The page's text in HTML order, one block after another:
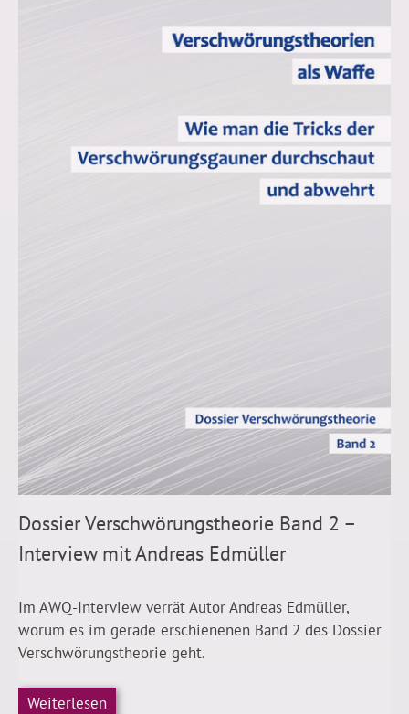
Dossier Verschwörungstheorie Band 2 –
Interview mit Andreas Edmüller
Im AWQ-Interview verrät Autor Andreas Edmüller,
worum es im gerade erschienenen Band 2 des Dossier
Verschwörungstheorie geht.
Weiterlesen